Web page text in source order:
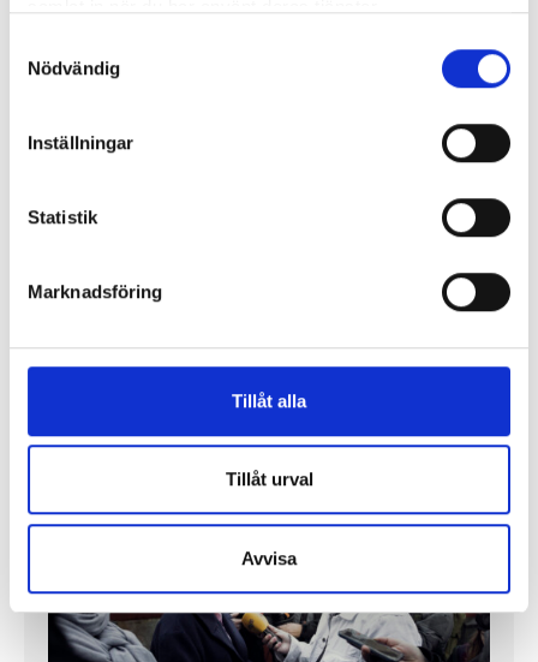
Nödvändig
Inställningar
Statistik
Marknadsföring
Tillåt alla
Tillåt urval
Avvisa
chefredaktörerna
Så mycket tjänar dagspresscheferna